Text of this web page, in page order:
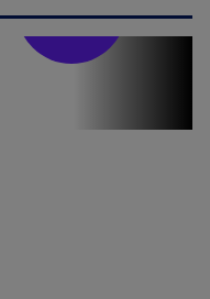
Stirile PRO TV